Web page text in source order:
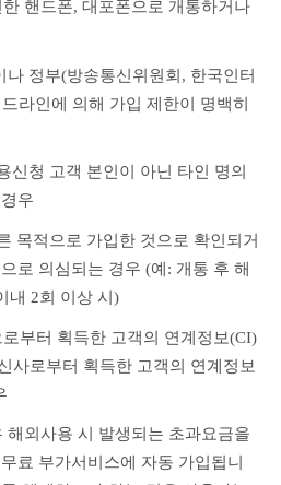
핸드폰, 대포폰으로 개통하거나
나 정부(방송통신위원회, 한국인터
라인에 의해 가입 제한이 명백히
신청 고객 본인이 아닌 타인 명의
우
목적으로 가입한 것으로 확인되거
로 의심되는 경우 (예: 개통 후 해
내 2회 이상 시)
부터 획득한 고객의 연계정보(CI)
사로부터 획득한 고객의 연계정보
해외사용 시 발생되는 초과요금을
료 부가서비스에 자동 가입됩니